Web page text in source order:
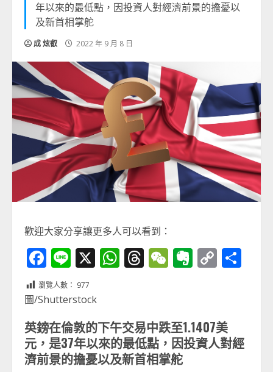
年以來的最低點，因投資人對經濟前景的擔憂以
及新首相掌舵
成 炫叡 2022 年 9 月 8 日
歡迎大家分享讓更多人可以看到：
Facebook
Line
X WhatsApp
Threads
WeChat
Evernote
Copy
瀏覽人數： 977
圖/Shutterstock
英鎊在倫敦的下午交易中跌至1.1407美
元，是37年以來的最低點，因投資人對經
濟前景的擔憂以及新首相掌舵